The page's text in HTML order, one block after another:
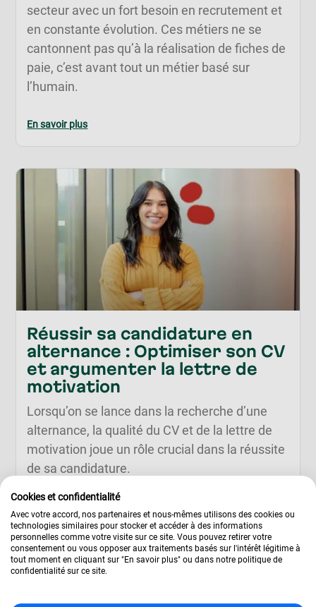
secteur avec un fort besoin en recrutement et
en constante évolution. Ces métiers ne se
cantonnent pas qu’à la réalisation de fiches de
paie, c’est avant tout un métier basé sur
l’humain.
En savoir plus
Réussir sa candidature en
alternance : Optimiser son CV
et argumenter la lettre de
motivation
Lorsqu’on se lance dans la recherche d’une
alternance, la qualité du CV et de la lettre de
motivation joue un rôle crucial dans la réussite
de sa candidature.
Cookies et confidentialité
Avec votre accord, nos partenaires et nous-mêmes utilisons des cookies ou
technologies similaires pour stocker et accéder à des informations
personnelles comme votre visite sur ce site. Vous pouvez retirer votre
consentement ou vous opposer aux traitements basés sur l'intérêt légitime à
tout moment en cliquant sur "En savoir plus" ou dans notre politique de
confidentialité sur ce site.